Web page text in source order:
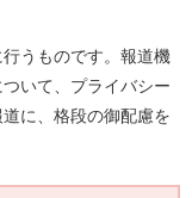
うものです。報道機
いて、プライバシー
に、格段の御配慮を